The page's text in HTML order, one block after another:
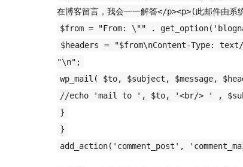
在博客留言，我会一一解答</p><p>(此邮件
$from = "From: \"" .
$headers = "$from\nContent-Type:
"\n";
wp_mail( $to, $subject, $message,
//echo 'mail to ', $to, '<br/> ' ,
}
}
add_action('comment_post',